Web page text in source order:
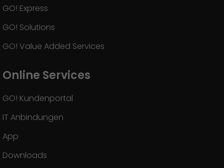
GO! Express
GO! Solutions
GO! Value Added Services
Online Services
GO! Kundenportal
IT Anbindungen
App
Downloads